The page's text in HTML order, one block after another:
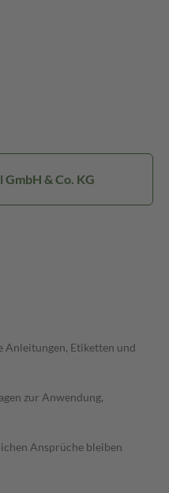
& Co. KG
Anleitungen, Etiketten und
zur Anwendung,
Ansprüche bleiben